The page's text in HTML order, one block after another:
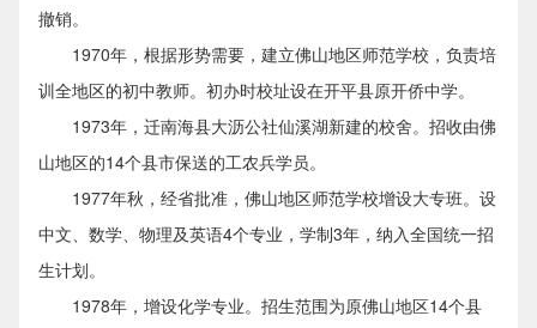
撤销。
1970年，根据形势需要，建立佛山地区师范学校，负责培
训全地区的初中教师。初办时校址设在开平县原开侨中学。
1973年，迁南海县大沥公社仙溪湖新建的校舍。招收由佛
山地区的14个县市保送的工农兵学员。
1977年秋，经省批准，佛山地区师范学校增设大专班。设
中文、数学、物理及英语4个专业，学制3年，纳入全国统一招
生计划。
1978年，增设化学专业。招生范围为原佛山地区14个县